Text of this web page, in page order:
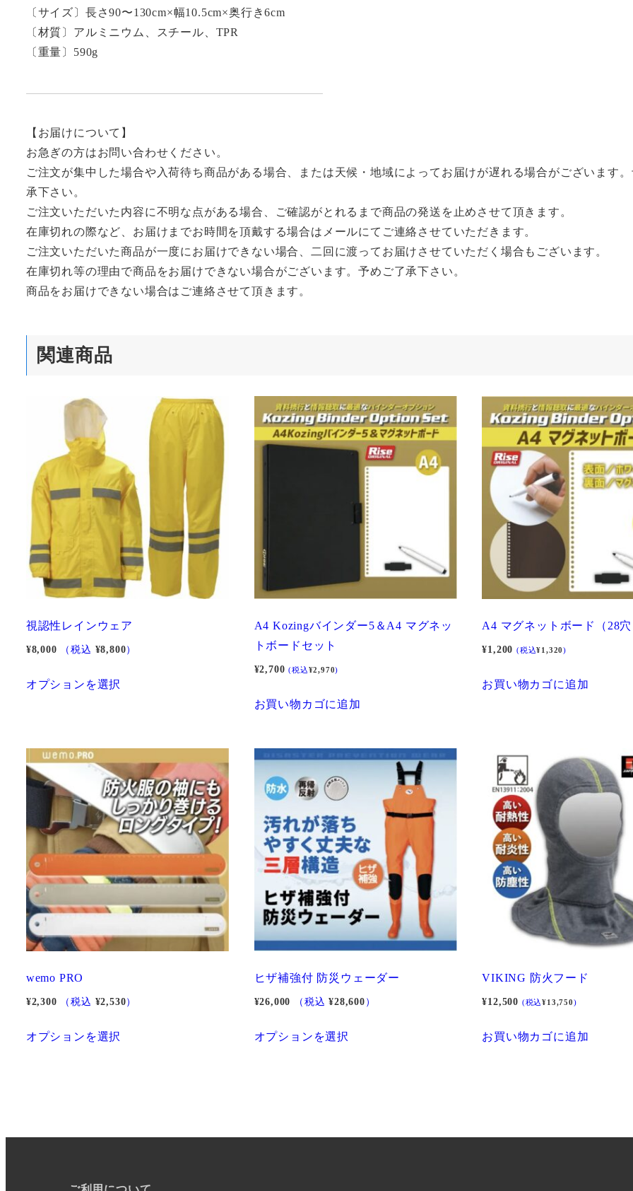
〔サイズ〕長さ90〜130cm×幅10.5cm×奥行き6cm
〔材質〕アルミニウム、スチール、TPR
〔重量〕590g
【お届けについて】
お急ぎの方はお問い合わせください。
ご注文が集中した場合や入荷待ち商品がある場合、または天候・地域によってお届けが遅れる場合がございます
承下さい。
ご注文いただいた内容に不明な点がある場合、ご確認がとれるまで商品の発送を止めさせて頂きます。
在庫切れの際など、お届けまでお時間を頂戴する場合はメールにてご連絡させていただきます。
ご注文いただいた商品が一度にお届けできない場合、二回に渡ってお届けさせていただく場合もございます。
在庫切れ等の理由で商品をお届けできない場合がございます。予めご了承下さい。
商品をお届けできない場合はご連絡させて頂きます。
関連商品
視認性レインウェア
¥8,000 （税込 ¥8,800）
オプションを選択
に
は
複
数
の
バ
エ
ー
ョ
あ
は
A4 Kozingバインダー5＆A4 マグネッ
トボードセット
¥2,700 (税込¥2,970)
お買い物カゴに追加
A4 マグネットボード（28
¥1,200 (税込¥1,320)
お買い物カゴに追加
wemo PRO
¥2,300 （税込 ¥2,530）
オプションを選択
の
ヒザ補強付 防災ウェーダー
¥26,000 （税込¥28,600 ）
オプションを選択
の
VIKING 防火フード
¥12,500 (税込¥13,750)
お買い物カゴに追加